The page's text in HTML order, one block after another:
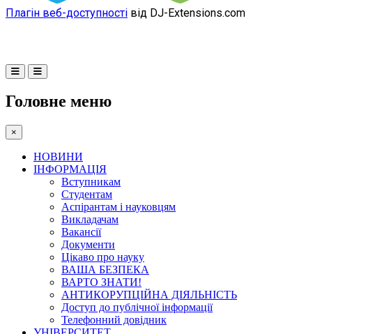
Плагін веб-доступності від DJ-Extensions.com
Головне меню
×
НОВИНИ
ІНФОРМАЦІЯ
Вступникам
Студентам
Аспірантам і науковцям
Викладачам
Вакансії
Документи
Цікаво про науку
ВАША БЕЗПЕКА
ВАРТО ЗНАТИ!
АНТИКОРУПЦІЙНА ДІЯЛЬНІСТЬ
Доступ до публічної інформації
Телефонний довідник